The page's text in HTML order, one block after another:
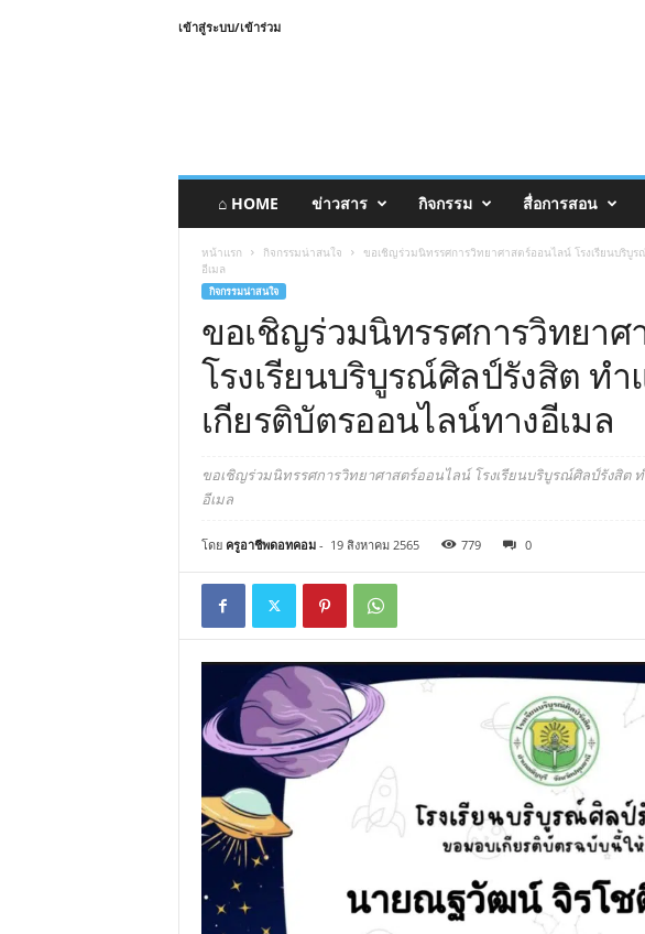
เข้าสู่ระบบ/เข้าร่วม
⌂ HOME ข่าวสาร กิจกรรม สื่อการสอน
หน้าแรก กิจกรรมน่าสนใจ
ขอเชิญร่วมนิทรรศการวิทยาศาสตร์ออนไลน์ โรงเรียนบริบู
อีเมล
กิจกรรมน่าสนใจ
ขอเชิญร่วมนิทรรศการวิทยา
โรงเรียนบริบูรณ์ศิลป์รังสิต ทำ
เกียรติบัตรออนไลน์ทางอีเมล
ขอเชิญร่วมนิทรรศการวิทยาศาสตร์ออนไลน์ โรงเรียนบริบูรณ์ศิลป์รังสิต
อีเมล
โดย ครูอาชีพดอทคอม- 19 สิงหาคม 2565 779 0